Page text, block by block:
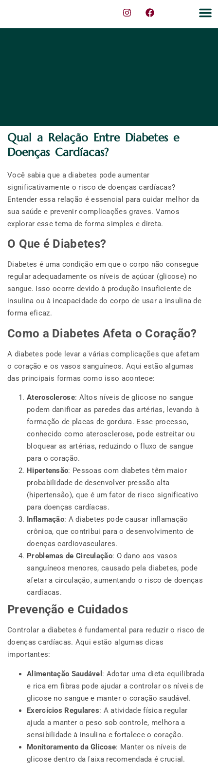
Qual a Relação Entre Diabetes e
Doenças Cardíacas?
Você sabia que a diabetes pode aumentar
significativamente o risco de doenças cardíacas?
Entender essa relação é essencial para cuidar melhor da
sua saúde e prevenir complicações graves. Vamos
explorar esse tema de forma simples e direta.
O Que é Diabetes?
Diabetes é uma condição em que o corpo não consegue
regular adequadamente os níveis de açúcar (glicose) no
sangue. Isso ocorre devido à produção insuficiente de
insulina ou à incapacidade do corpo de usar a insulina de
forma eficaz.
Como a Diabetes Afeta o Coração?
A diabetes pode levar a várias complicações que afetam
o coração e os vasos sanguíneos. Aqui estão algumas
das principais formas como isso acontece:
Aterosclerose: Altos níveis de glicose no sangue
podem danificar as paredes das artérias, levando à
formação de placas de gordura. Esse processo,
conhecido como aterosclerose, pode estreitar ou
bloquear as artérias, reduzindo o fluxo de sangue
para o coração.
Hipertensão: Pessoas com diabetes têm maior
probabilidade de desenvolver pressão alta
(hipertensão), que é um fator de risco significativo
para doenças cardíacas.
Inflamação: A diabetes pode causar inflamação
crônica, que contribui para o desenvolvimento de
doenças cardiovasculares.
Problemas de Circulação: O dano aos vasos
sanguíneos menores, causado pela diabetes, pode
afetar a circulação, aumentando o risco de doenças
cardíacas.
Prevenção e Cuidados
Controlar a diabetes é fundamental para reduzir o risco de
doenças cardíacas. Aqui estão algumas dicas
importantes:
Alimentação Saudável : Adotar uma dieta equilibrada
e rica em fibras pode ajudar a controlar os níveis de
glicose no sangue e manter o coração saudável.
Exercícios Regulares: A atividade física regular
ajuda a manter o peso sob controle, melhora a
sensibilidade à insulina e fortalece o coração.
Monitoramento da Glicose: Manter os níveis de
glicose dentro da faixa recomendada é crucial.